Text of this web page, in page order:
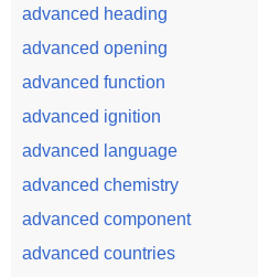
advanced heading
advanced opening
advanced function
advanced ignition
advanced language
advanced chemistry
advanced component
advanced countries